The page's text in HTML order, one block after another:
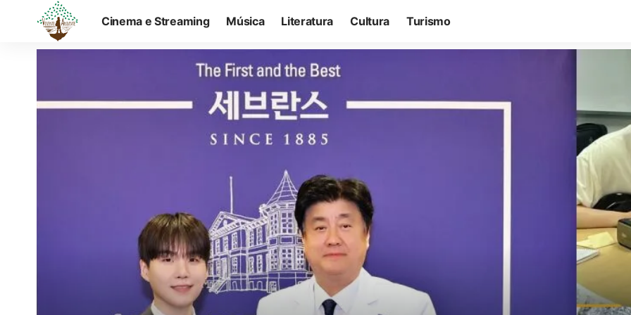
Cinema e Streaming Música Literatura Cultura Turismo